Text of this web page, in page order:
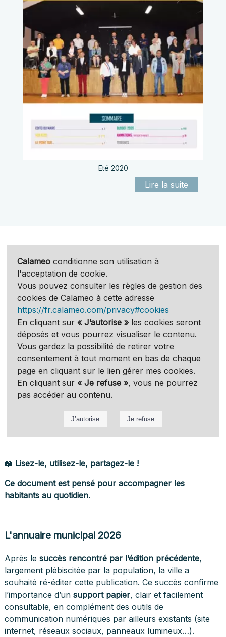
Eté 2020
Calameoconditionne son utilisation à
l'acceptation de cookie.
Vous pouvez consulter les règles de gestion des
cookies de Calameo à cette adresse
https://fr.calameo.com/privacy#cookies
En cliquant sur « J’autorise »les cookies seront
déposés et vous pourrez visualiser le contenu.
Vous gardez la possibilité de retirer votre
consentement à tout moment en bas de chaque
page en cliquant sur le lien gérer mes cookies.
En cliquant sur « Je refuse », vous ne pourrez
pas accéder au contenu.
📖 Lisez-le, utilisez-le, partagez-le !
Ce document est pensé pour accompagner les
habitants au quotidien.
L'annuaire municipal 2026
Après le succès rencontré par l’édition précédente,
largement plébiscitée par la population, la ville a
souhaité ré-éditer cette publication. Ce succès confirme
l’importance d’un support papier, clair et facilement
consultable, en complément des outils de
communication numériques par ailleurs existants (site
internet, réseaux sociaux, panneaux lumineux…).